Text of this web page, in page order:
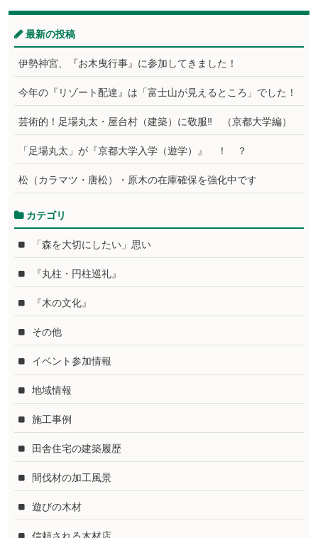
最新の投稿
伊勢神宮、『お木曳行事』に参加してきました！
今年の『リゾート配達』は「富士山が見えるところ」でした！
芸術的！足場丸太・屋台村（建築）に敬服‼ （京都大学編）
「足場丸太」が『京都大学入学（遊学）』 ！ ？
松（カラマツ・唐松）・原木の在庫確保を強化中です
カテゴリ
「森を大切にしたい」思い
『丸柱・円柱巡礼』
『木の文化』
その他
イベント参加情報
地域情報
施工事例
田舎住宅の建築履歴
間伐材の加工風景
遊びの木材